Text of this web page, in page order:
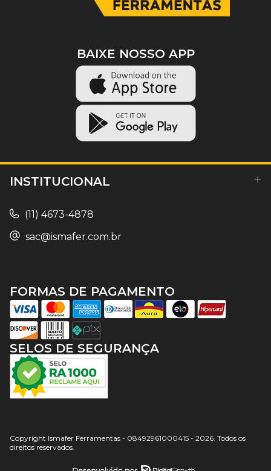
INSTITUCIONAL
(11) 4673-4878
sac@ismafer.com.br
BAIXE NOSSO APP
SELOS DE SEGURANÇA
FORMAS DE PAGAMENTO
Copyright Ismafer Ferramentas - 08492961000415 - 2026. Todos os
direitos reservados.